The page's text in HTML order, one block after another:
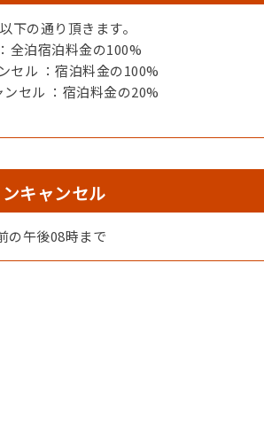
【蟹会席 蟹刺し】
下の通り頂きます。
全泊宿泊料金の100%
セル ：宿泊料金の100%
セル ：宿泊料金の20%
キャンセル
の午後08時まで